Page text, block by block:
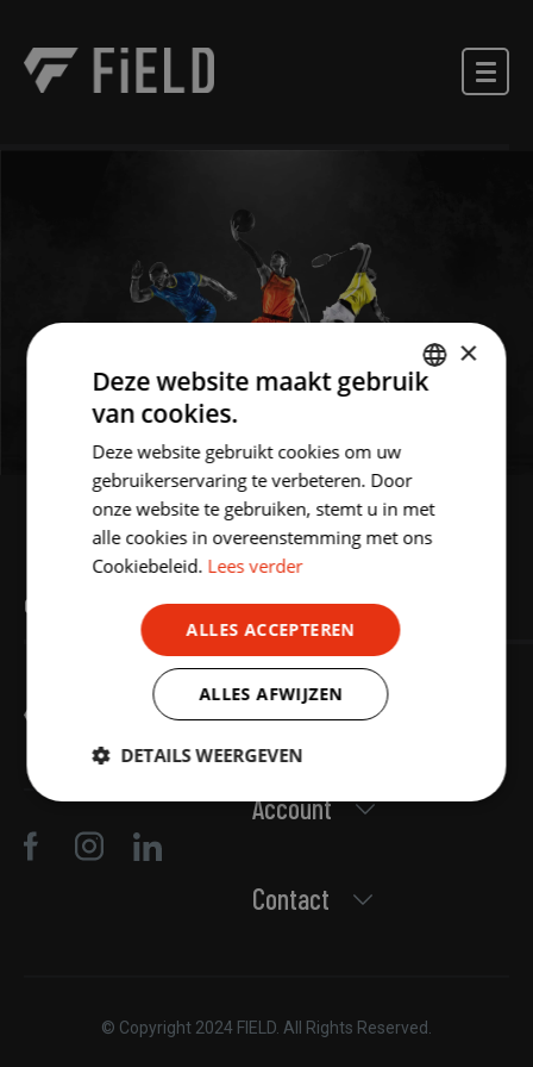
FIELDXGYMFED
Gymnastiek Federatie Vlaanderen
Navigatie
Account
Contact
© Copyright 2024 FIELD. All Rights Reserved.
×
Deze website maakt gebruik
van cookies.
Deze website gebruikt cookies om uw
gebruikerservaring te verbeteren. Door
onze website te gebruiken, stemt u in met
alle cookies in overeenstemming met ons
Cookiebeleid. Lees verder
ALLES ACCEPTEREN
ALLES AFWIJZEN
DETAILS WEERGEVEN
Strikt
Prestatie Targeting